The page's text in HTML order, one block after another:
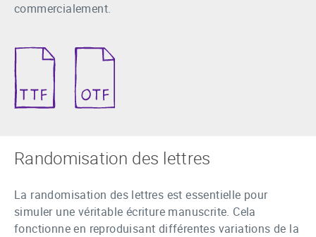
commercialement.
Randomisation des lettres
La randomisation des lettres est essentielle pour
simuler une véritable écriture manuscrite. Cela
fonctionne en reproduisant différentes variations de la